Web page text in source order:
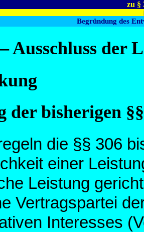
zu §
Begründung des
Ausschluss der
der bisherigen
die §§ 306
einer
Leistung
Vertragspartei
Interesses